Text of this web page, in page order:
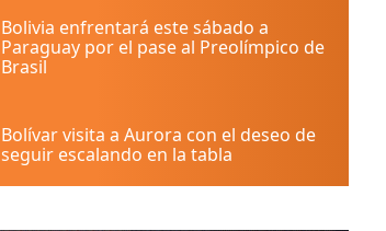
Bolivia enfrentará este sábado a
Paraguay por el pase al Preolímpico de
Brasil
Bolívar visita a Aurora con el deseo de
seguir escalando en la tabla